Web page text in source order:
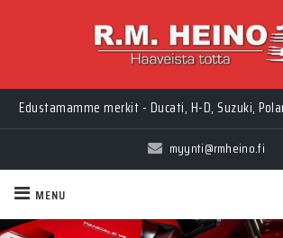
Edustamamme merkit - Ducati, H-D, Suzuki,
myynti@rmheino.fi
MENU